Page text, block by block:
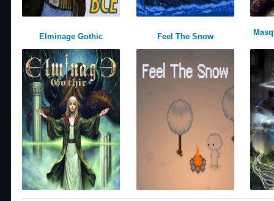
Elminage Gothic Feel The Snow